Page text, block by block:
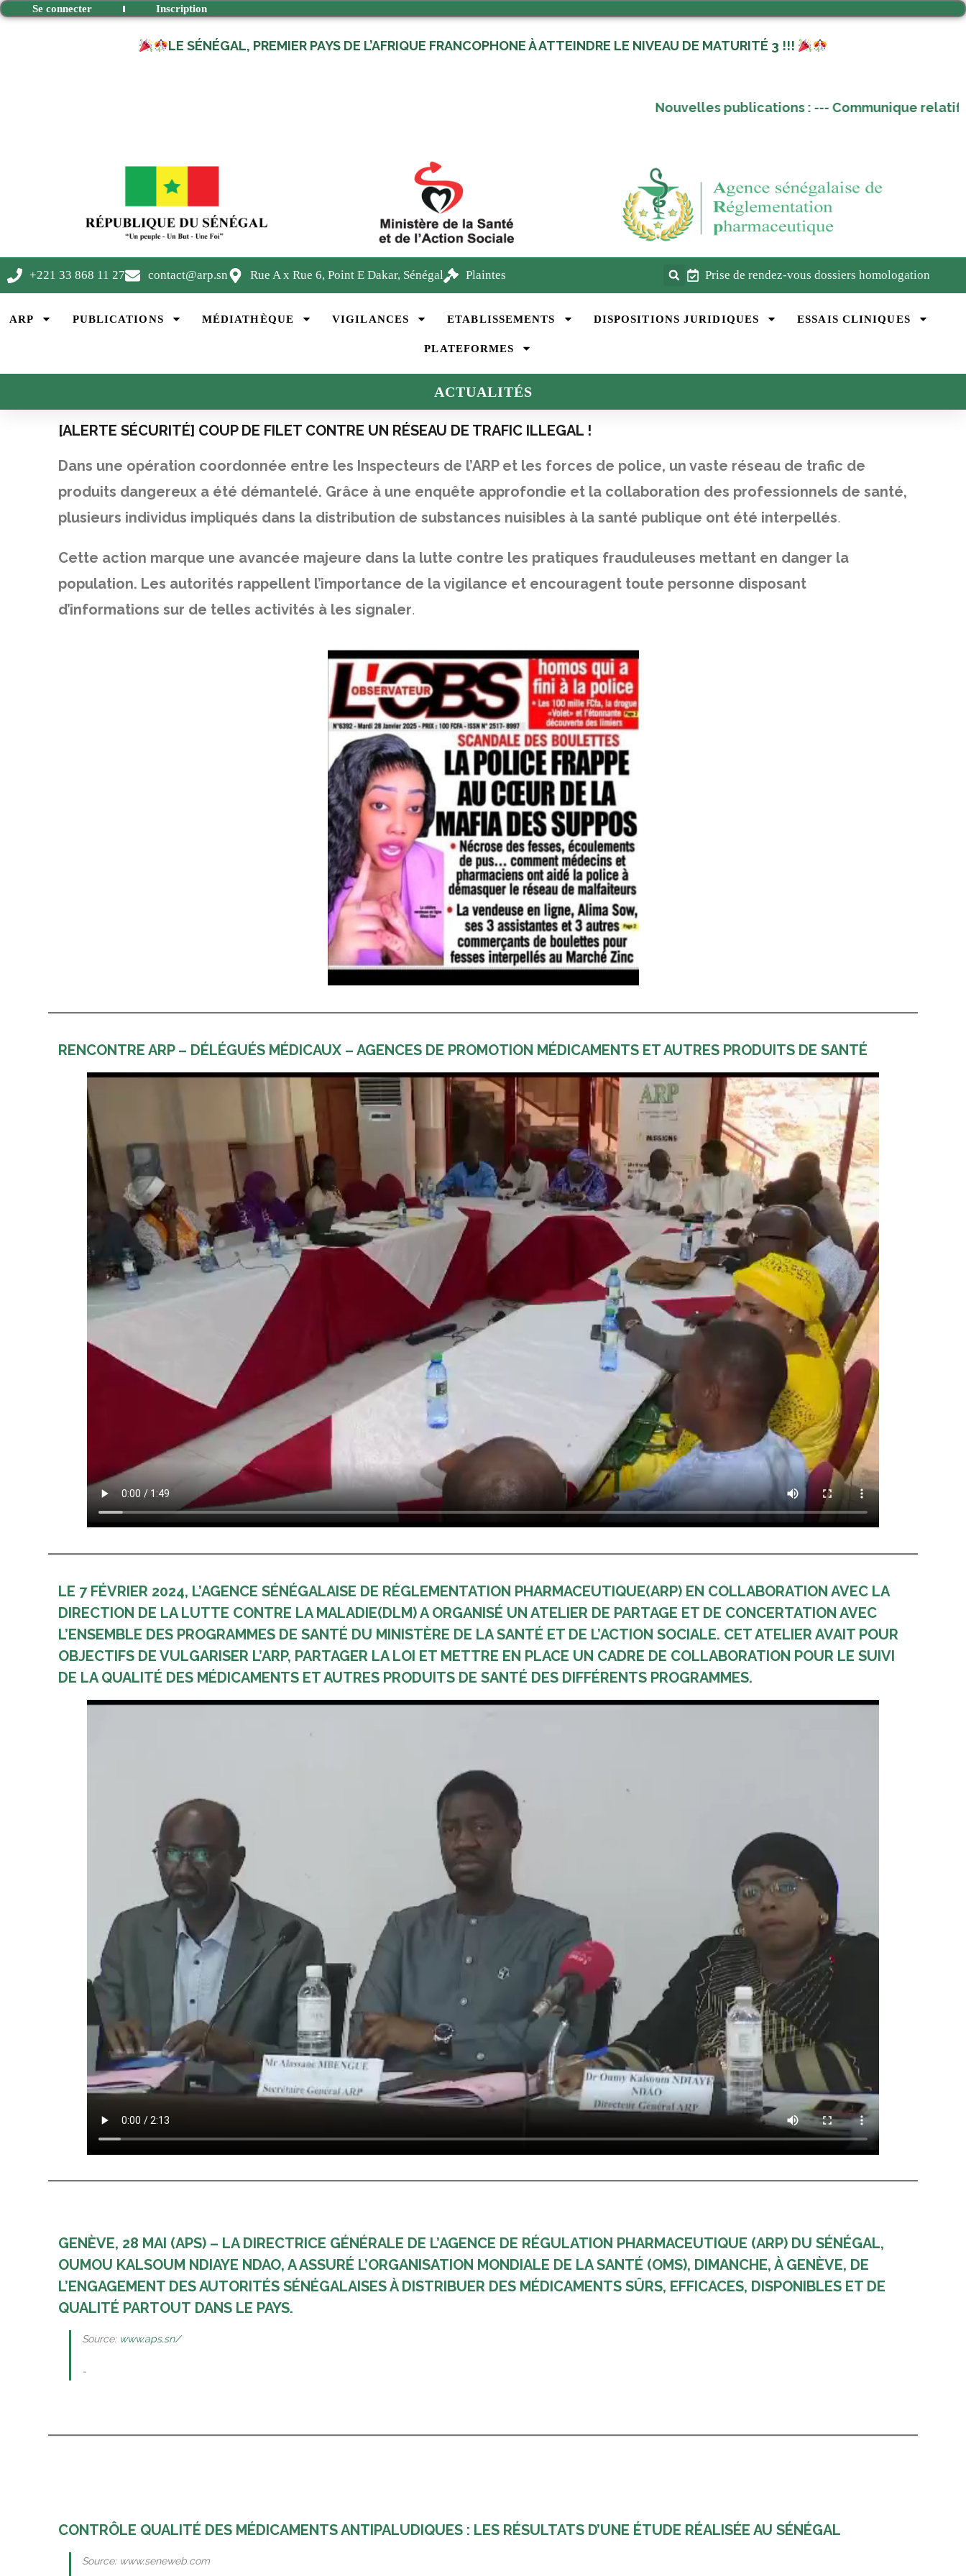
Se connecter Inscription
LE SÉNÉGAL, PREMIER PAYS DE L’AFRIQUE FRANCOPHONE À ATTEINDRE LE NIVEAU DE MATURITÉ 3 !!!
Nouvelles publications :---Communique relatif au
+221 33 868 11 27 contact@arp.sn Rue A x Rue 6, Point E Dakar, Sénégal Plaintes Prise de rendez-vous dossiers homologation
ARP PUBLICATIONS MÉDIATHÈQUE VIGILANCES ETABLISSEMENTS DISPOSITIONS JURIDIQUES ESSAIS CLINIQUES
PLATEFORMES
ACTUALITÉS
[ALERTE SÉCURITÉ] COUP DE FILET CONTRE UN RÉSEAU DE TRAFIC ILLEGAL !
Dans une opération coordonnée entre les Inspecteurs de l’ARP et les forces de police, un vaste réseau de trafic de
produits dangereux a été démantelé. Grâce à une enquête approfondie et la collaboration des professionnels de santé,
plusieurs individus impliqués dans la distribution de substances nuisibles à la santé publique ont été interpellés.
Cette action marque une avancée majeure dans la lutte contre les pratiques frauduleuses mettant en danger la
population. Les autorités rappellent l’importance de la vigilance et encouragent toute personne disposant
d’informations sur de telles activités à les signaler.
RENCONTRE ARP – DÉLÉGUÉS MÉDICAUX – AGENCES DE PROMOTION MÉDICAMENTS ET AUTRES PRODUITS DE SANTÉ
LE 7 FÉVRIER 2024, L’AGENCE SÉNÉGALAISE DE RÉGLEMENTATION PHARMACEUTIQUE(ARP) EN COLLABORATION AVEC LA
DIRECTION DE LA LUTTE CONTRE LA MALADIE(DLM) A ORGANISÉ UN ATELIER DE PARTAGE ET DE CONCERTATION AVEC
L’ENSEMBLE DES PROGRAMMES DE SANTÉ DU MINISTÈRE DE LA SANTÉ ET DE L’ACTION SOCIALE. CET ATELIER AVAIT POUR
OBJECTIFS DE VULGARISER L’ARP, PARTAGER LA LOI ET METTRE EN PLACE UN CADRE DE COLLABORATION POUR LE SUIVI
DE LA QUALITÉ DES MÉDICAMENTS ET AUTRES PRODUITS DE SANTÉ DES DIFFÉRENTS PROGRAMMES.
GENÈVE, 28 MAI (APS) – LA DIRECTRICE GÉNÉRALE DE L’AGENCE DE RÉGULATION PHARMACEUTIQUE (ARP) DU SÉNÉGAL,
OUMOU KALSOUM NDIAYE NDAO, A ASSURÉ L’ORGANISATION MONDIALE DE LA SANTÉ (OMS), DIMANCHE, À GENÈVE, DE
L’ENGAGEMENT DES AUTORITÉS SÉNÉGALAISES À DISTRIBUER DES MÉDICAMENTS SÛRS, EFFICACES, DISPONIBLES ET DE
QUALITÉ PARTOUT DANS LE PAYS.
Source: www.aps.sn/
CONTRÔLE QUALITÉ DES MÉDICAMENTS ANTIPALUDIQUES : LES RÉSULTATS D’UNE ÉTUDE RÉALISÉE AU SÉNÉGAL
Source: www.seneweb.com